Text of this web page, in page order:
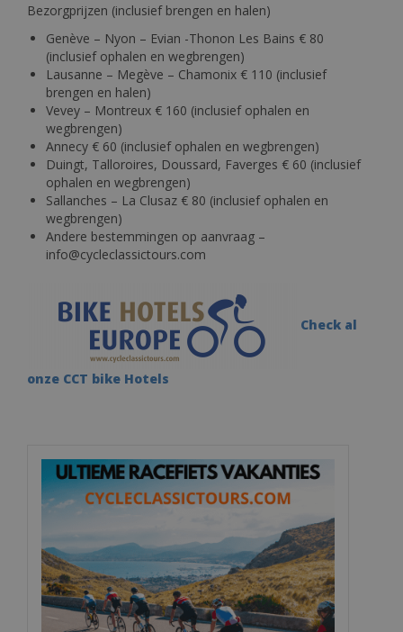
Bezorgprijzen (inclusief brengen en halen)
Genève – Nyon – Evian -Thonon Les Bains € 80
(inclusief ophalen en wegbrengen)
Lausanne – Megève – Chamonix € 110 (inclusief
brengen en halen)
Vevey – Montreux € 160 (inclusief ophalen en
wegbrengen)
Annecy € 60 (inclusief ophalen en wegbrengen)
Duingt, Talloroires, Doussard, Faverges € 60 (inclusief
ophalen en wegbrengen)
Sallanches – La Clusaz € 80 (inclusief ophalen en
wegbrengen)
Andere bestemmingen op aanvraag –
info@cycleclassictours.com
Check al
onze CCT bike Hotels